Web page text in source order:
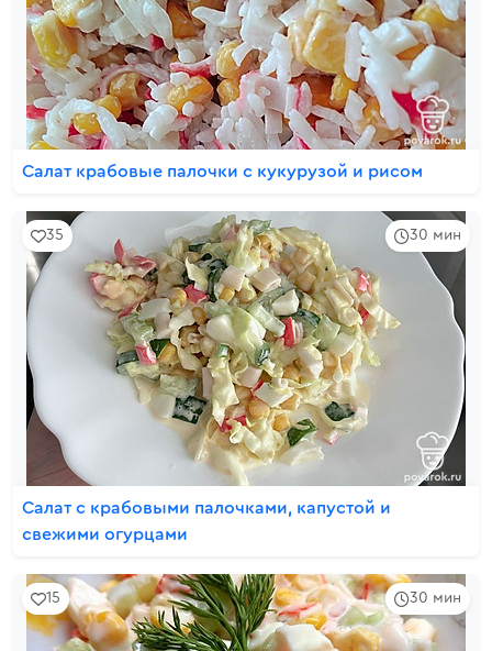
Салат крабовые палочки с кукурузой и рисом
30 мин
35
Салат с крабовыми палочками, капустой и
свежими огурцами
30 мин
15